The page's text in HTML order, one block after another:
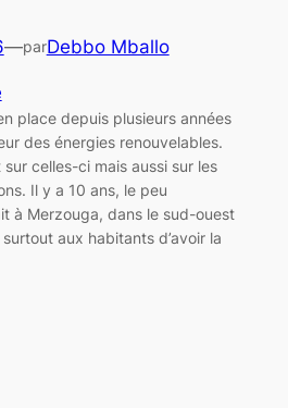
—parDebbo Mballo
place depuis plusieurs années
des énergies renouvelables.
celles-ci mais aussi sur les
Il y a 10 ans, le peu
à Merzouga, dans le sud-ouest
aux habitants d’avoir la